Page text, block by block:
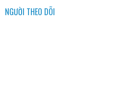
NGƯỜI THEO DÕI